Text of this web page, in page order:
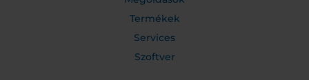
Termékek
Services
Szoftver